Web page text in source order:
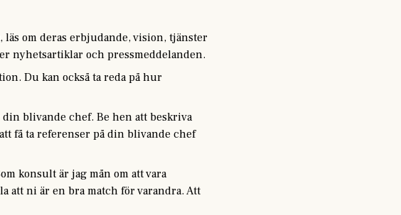
läs om deras erbjudande, vision, tjänster
nyhetsartiklar och pressmeddelanden.
Du kan också ta reda på hur
blivande chef. Be hen att beskriva
få ta referenser på din blivande chef
konsult är jag mån om att vara
att ni är en bra match för varandra. Att